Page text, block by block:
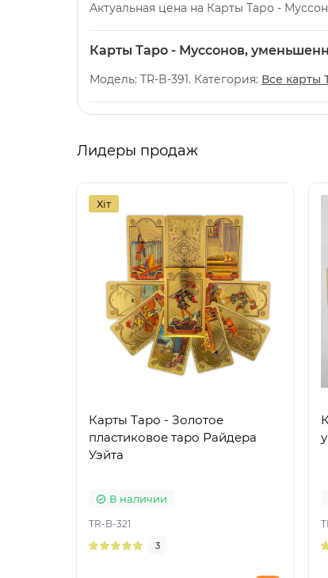
Актуальная цена на Карты Таро -
Карты Таро - Муссонов,
Модель: TR-B-391. Категория: Все карты
Лидеры продаж
Хіт
Карты Таро - Золотое
пластиковое таро Райдера
Уэйта
В наличии
TR-B-321
3